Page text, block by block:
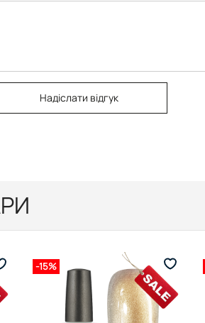
Надіслати відгук
-15%